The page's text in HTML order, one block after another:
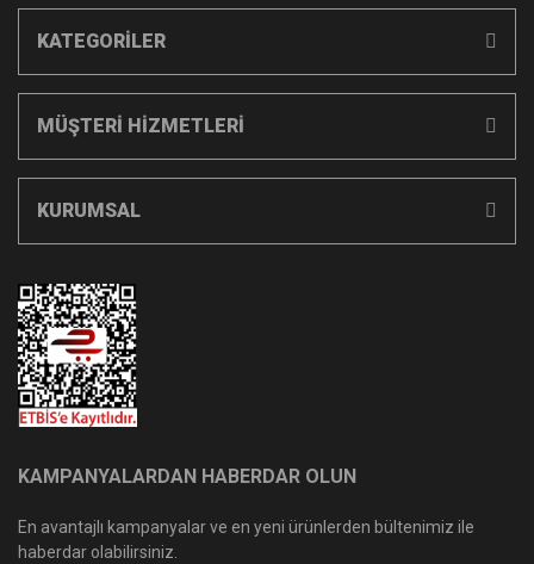
KATEGORİLER
MÜŞTERİ HİZMETLERİ
KURUMSAL
KAMPANYALARDAN HABERDAR OLUN
En avantajlı kampanyalar ve en yeni ürünlerden bültenimiz ile
haberdar olabilirsiniz.